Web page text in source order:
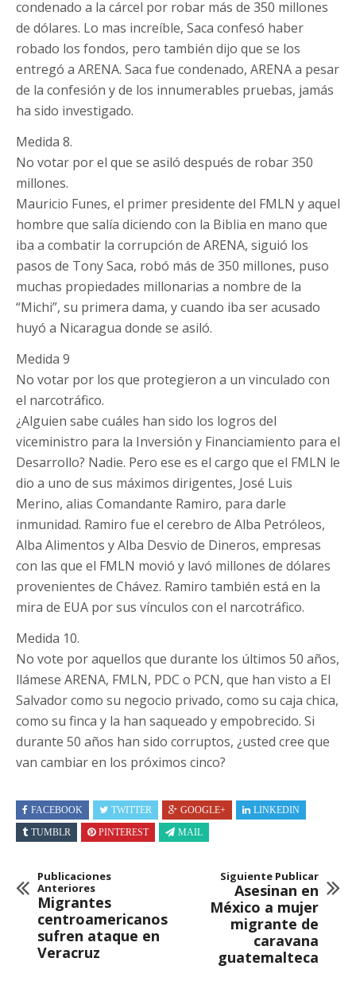
condenado a la cárcel por robar más de 350 millones
de dólares. Lo mas increíble, Saca confesó haber
robado los fondos, pero también dijo que se los
entregó a ARENA. Saca fue condenado, ARENA a pesar
de la confesión y de los innumerables pruebas, jamás
ha sido investigado.
Medida 8.
No votar por el que se asiló después de robar 350
millones.
Mauricio Funes, el primer presidente del FMLN y aquel
hombre que salía diciendo con la Biblia en mano que
iba a combatir la corrupción de ARENA, siguió los
pasos de Tony Saca, robó más de 350 millones, puso
muchas propiedades millonarias a nombre de la
“Michi”, su primera dama, y cuando iba ser acusado
huyó a Nicaragua donde se asiló.
Medida 9
No votar por los que protegieron a un vinculado con
el narcotráfico.
¿Alguien sabe cuáles han sido los logros del
viceministro para la Inversión y Financiamiento para el
Desarrollo? Nadie. Pero ese es el cargo que el FMLN le
dio a uno de sus máximos dirigentes, José Luis
Merino, alias Comandante Ramiro, para darle
inmunidad. Ramiro fue el cerebro de Alba Petróleos,
Alba Alimentos y Alba Desvio de Dineros, empresas
con las que el FMLN movió y lavó millones de dólares
provenientes de Chávez. Ramiro también está en la
mira de EUA por sus vínculos con el narcotráfico.
Medida 10.
No vote por aquellos que durante los últimos 50 años,
llámese ARENA, FMLN, PDC o PCN, que han visto a El
Salvador como su negocio privado, como su caja chica,
como su finca y la han saqueado y empobrecido. Si
durante 50 años han sido corruptos, ¿usted cree que
van cambiar en los próximos cinco?
FACEBOOK TWITTER GOOGLE+
LINKEDIN
TUMBLR
PINTEREST MAIL
Publicaciones
Anteriores
Migrantes
centroamericanos
sufren ataque en
Veracruz
Siguiente Publicar
Asesinan en
México a mujer
migrante de
caravana
guatemalteca